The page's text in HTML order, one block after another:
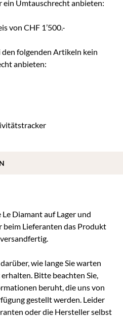
ein Umtauschrecht anbieten:
von CHF 1’500.-
folgenden Artikeln kein
anbieten:
Diamant auf Lager und
beim Lieferanten das Produkt
wie lange Sie warten
Bitte beachten Sie,
beruht, die uns von
gestellt werden. Leider
oder die Hersteller selbst